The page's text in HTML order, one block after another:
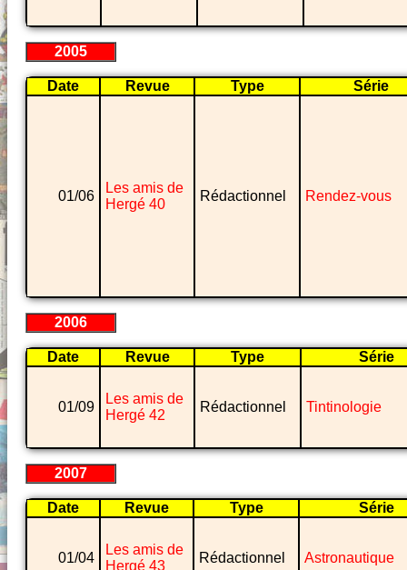
2005
Date Revue Type Série
01/06
Les amis de
Hergé 40
Rédactionnel Rendez-vous
2006
Date Revue Type Série
01/09
Les amis de
Hergé 42
Rédactionnel Tintinologie
2007
Date Revue Type Série
01/04
Les amis de
Hergé 43
Rédactionnel Astronautique